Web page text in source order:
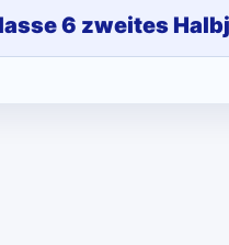
6 zweites